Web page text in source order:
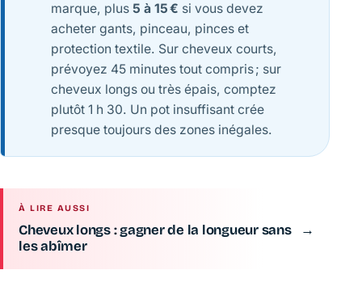
marque, plus5 à 15 € si vous devez
acheter gants, pinceau, pinces et
protection textile. Sur cheveux courts,
prévoyez 45 minutes tout compris ; sur
cheveux longs ou très épais, comptez
plutôt 1 h 30. Un pot insuffisant crée
presque toujours des zones inégales.
À LIRE AUSSI
Cheveux longs : gagner de la longueur sans
les abîmer
→